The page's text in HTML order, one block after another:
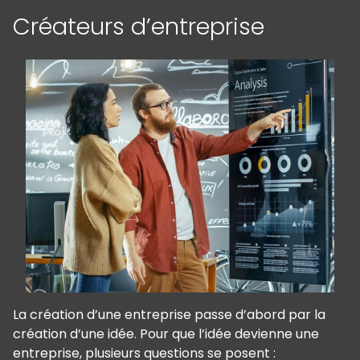
Créateurs d’entreprise
La création d’une entreprise passe d’abord par la
création d’une idée. Pour que l’idée devienne une
entreprise, plusieurs questions se posent :